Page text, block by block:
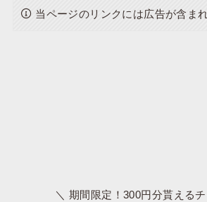
当ページのリンクには広告が含ま
＼ 期間限定！300円分貰える